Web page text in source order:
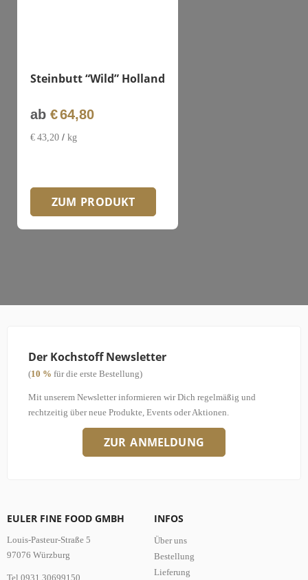
Steinbutt “Wild” Holland
ab €64,80
€ 43,20 / kg
ZUM PRODUKT
Der Kochstoff Newsletter
(10 % für die erste Bestellung)
Mit unserem Newsletter informieren wir Dich regelmäßig und
rechtzeitig über neue Produkte, Events oder Aktionen.
ZUR ANMELDUNG
EULER FINE FOOD GMBH
Louis-Pasteur-Straße 5
97076 Würzburg
Tel 0931 30699150
INFOS
Über uns
Bestellung
Lieferung